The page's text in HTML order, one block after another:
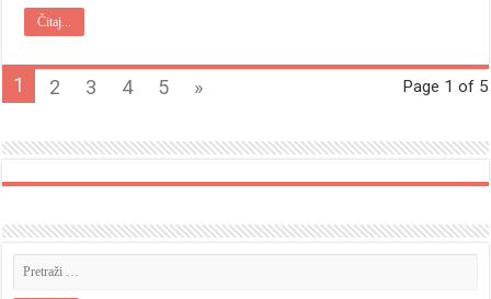
Čitaj...
Page 1 of 5
1 2 3 4 5 »